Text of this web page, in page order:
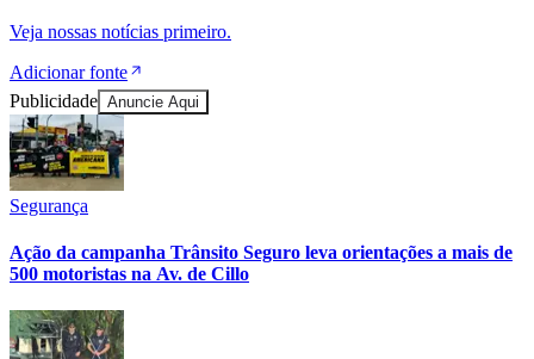
Veja nossas notícias primeiro.
Adicionar fonte
Publicidade Anuncie Aqui
Segurança
Ação da campanha Trânsito Seguro leva orientações a mais de
500 motoristas na Av. de Cillo